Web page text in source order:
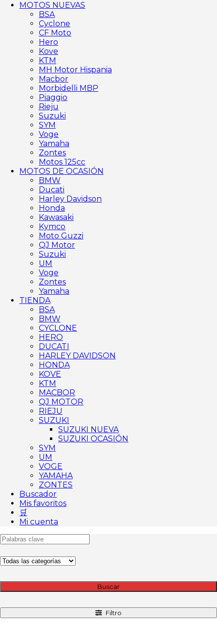
MOTOS NUEVAS
BSA
Cyclone
CF Moto
Hero
Kove
KTM
MH Motor Hispania
Macbor
Morbidelli MBP
Piaggio
Rieju
Suzuki
SYM
Voge
Yamaha
Zontes
Motos 125cc
MOTOS DE OCASIÓN
BMW
Ducati
Harley Davidson
Honda
Kawasaki
Kymco
Moto Guzzi
QJ Motor
Suzuki
UM
Voge
Zontes
Yamaha
TIENDA
BSA
BMW
CYCLONE
HERO
DUCATI
HARLEY DAVIDSON
HONDA
KOVE
KTM
MACBOR
QJ MOTOR
RIEJU
SUZUKI
SUZUKI NUEVA
SUZUKI OCASIÓN
SYM
UM
VOGE
YAMAHA
ZONTES
Buscador
Mis favoritos
🛒
Mi cuenta
Buscar
Filtro